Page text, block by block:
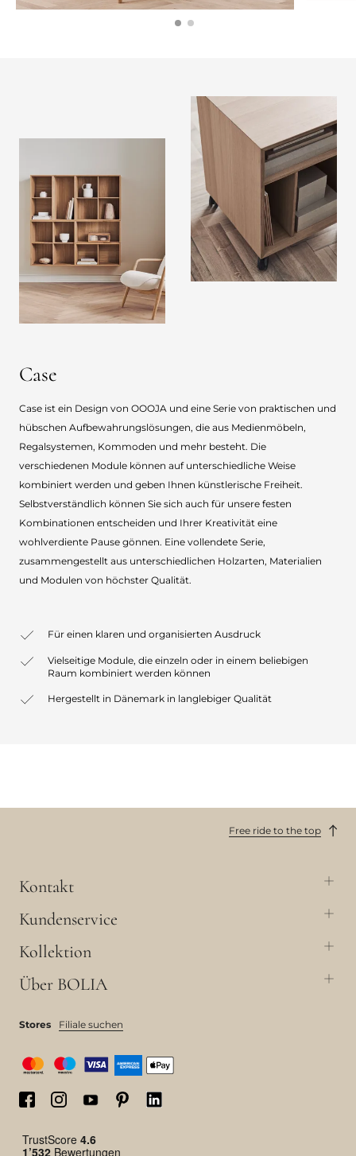
Case
Case ist ein Design von OOOJA und eine Serie von praktischen und
hübschen Aufbewahrungslösungen, die aus Medienmöbeln,
Regalsystemen, Kommoden und mehr besteht. Die
verschiedenen Module können auf unterschiedliche Weise
kombiniert werden und geben Ihnen künstlerische Freiheit.
Selbstverständlich können Sie sich auch für unsere festen
Kombinationen entscheiden und Ihrer Kreativität eine
wohlverdiente Pause gönnen. Eine vollendete Serie,
zusammengestellt aus unterschiedlichen Holzarten, Materialien
und Modulen von höchster Qualität.
Für einen klaren und organisierten Ausdruck
Vielseitige Module, die einzeln oder in einem beliebigen
Raum kombiniert werden können
Hergestellt in Dänemark in langlebiger Qualität
Free ride to the top
Kontakt
Kundenservice
Kollektion
Über BOLIA
Stores Filiale suchen